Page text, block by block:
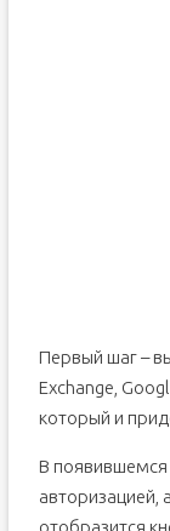
Первый шаг –
Exchange,
который и
В
авторизацией,